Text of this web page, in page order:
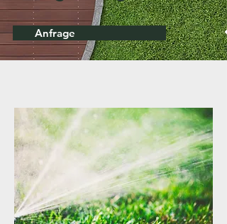
Anfrage